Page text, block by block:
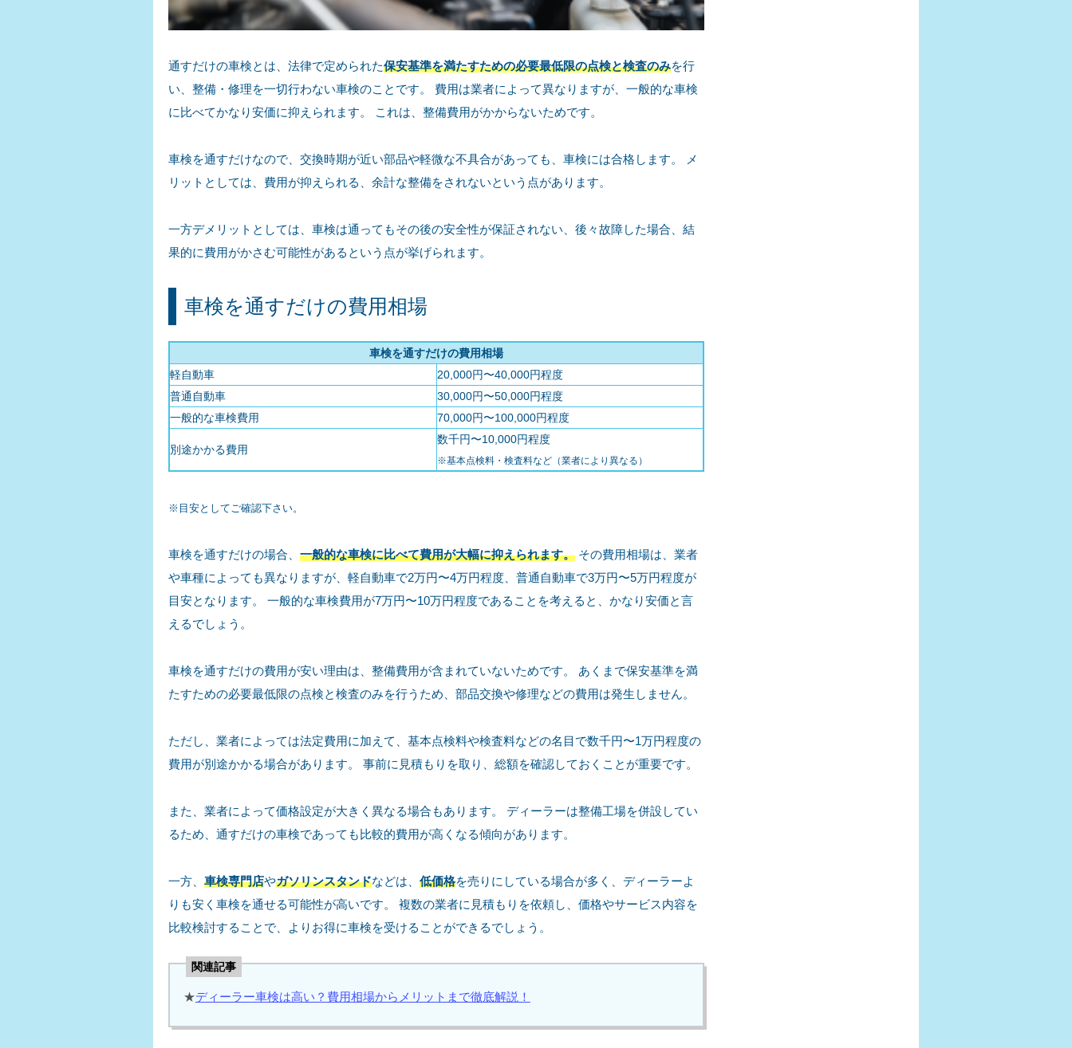
通すだけの車検とは、法律で定められた保安基準を満たすための必要最低限の点検と検査のみを行
い、整備・修理を一切行わない車検のことです。 費用は業者によって異なりますが、一般的な車検
に比べてかなり安価に抑えられます。 これは、整備費用がかからないためです。
車検を通すだけなので、交換時期が近い部品や軽微な不具合があっても、車検には合格します。 メ
リットとしては、費用が抑えられる、余計な整備をされないという点があります。
一方デメリットとしては、車検は通ってもその後の安全性が保証されない、後々故障した場合、結
果的に費用がかさむ可能性があるという点が挙げられます。
車検を通すだけの費用相場
車検を通すだけの費用相場
軽自動車
20,000円〜40,000円程度
普通自動車
30,000円〜50,000円程度
一般的な車検費用
70,000円〜100,000円程度
別途かかる費用
数千円〜10,000円程度
※基本点検料・検査料など（業者により異なる）
※目安としてご確認下さい。
車検を通すだけの場合、 一般的な車検に比べて費用が大幅に抑えられます。 その費用相場は、業者
や車種によっても異なりますが、軽自動車で2万円〜4万円程度、普通自動車で3万円〜5万円程度が
目安となります。 一般的な車検費用が7万円〜10万円程度であることを考えると、かなり安価と言
えるでしょう。
車検を通すだけの費用が安い理由は、整備費用が含まれていないためです。 あくまで保安基準を満
たすための必要最低限の点検と検査のみを行うため、部品交換や修理などの費用は発生しません。
ただし、業者によっては法定費用に加えて、基本点検料や検査料などの名目で数千円〜1万円程度の
費用が別途かかる場合があります。 事前に見積もりを取り、総額を確認しておくことが重要です。
また、業者によって価格設定が大きく異なる場合もあります。 ディーラーは整備工場を併設してい
るため、通すだけの車検であっても比較的費用が高くなる傾向があります。
一方、 車検専門店やガソリンスタンドなどは、 低価格を売りにしている場合が多く、ディーラーよ
りも安く車検を通せる可能性が高いです。 複数の業者に見積もりを依頼し、価格やサービス内容を
比較検討することで、よりお得に車検を受けることができるでしょう。
関連記事
★ディーラー車検は高い？費用相場からメリットまで徹底解説！